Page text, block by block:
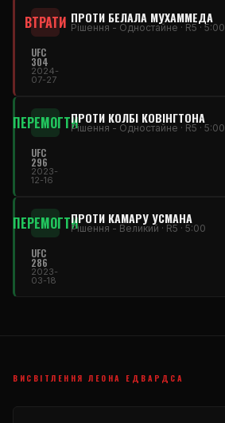
ВТРАТИ ПРОТИ БЕЛАЛА МУХАММЕДА
Рішення - Одностайне · R5 · 5:00
UFC
304
2024-
07-27
ПЕРЕМОГТИПРОТИ КОЛБІ КОВІНГТОНА
Рішення - Одностайне · R5 · 5:00
UFC
296
2023-
12-16
ПЕРЕМОГТИПРОТИ КАМАРУ УСМАНА
Рішення - Великий · R5 · 5:00
UFC
286
2023-
03-18
ВИСВІТЛЕННЯ ЛЕОНА ЕДВАРДСА